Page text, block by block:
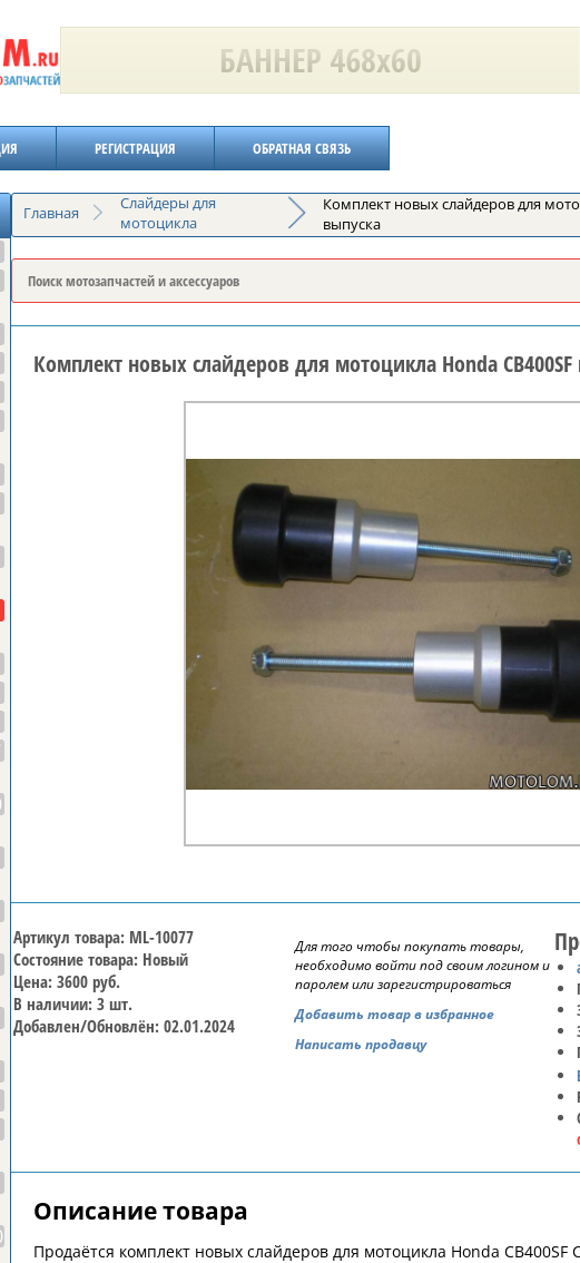
РЕГИСТРАЦИЯ ОБРАТНАЯ СВЯЗЬ
Главная
Слайдеры для
мотоцикла
Комплект новых слайдеров для
выпуска
Комплект новых слайдеров для мотоцикла Honda CB400SF
Артикул товара: ML-10077
Состояние товара: Новый
Цена: 3600 руб.
В наличии: 3 шт.
Добавлен/Обновлён: 02.01.2024
Для того чтобы покупать товары,
необходимо войти под своим логином и
паролем или зарегистрироваться
Добавить товар в избранное
Написать продавцу
Описание товара
Продаётся комплект новых слайдеров для мотоцикла Honda CB400SF